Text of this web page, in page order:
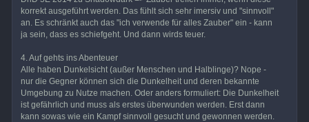
korrekt ausgeführt werden. Das fühlt sich sehr imersiv und "sinnvoll"
an. Es schränkt auch das "ich verwende für alles Zauber" ein - kann
ja sein, dass es schiefgeht. Und dann wirds teuer.
4. Auf gehts ins Abenteuer
Alle haben Dunkelsicht (außer Menschen und Halblinge)? Nope -
nur die Gegner können sich die Dunkelheit und deren bekannte
Umgebung zu Nutze machen. Oder anders formuliert: Die Dunkelheit
ist gefährlich und muss als erstes überwunden werden. Erst dann
kann sowas wie ein Kampf sinnvoll gesucht und gewonnen werden.